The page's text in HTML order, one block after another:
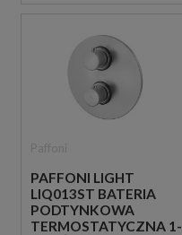
PAFFONI LIGHT
LIQ013ST BATERIA
PODTYNKOWA
TERMOSTATYCZNA 1-